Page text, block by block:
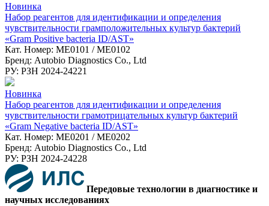
Новинка
Набор реагентов для идентификации и определения
чувствительности грамположительных культур бактерий
«Gram Positive bacteria ID/AST»
Кат. Номер: ME0101 / ME0102
Бренд: Autobio Diagnostics Co., Ltd
РУ: РЗН 2024-24221
Новинка
Набор реагентов для идентификации и определения
чувствительности грамотрицательных культур бактерий
«Gram Negative bacteria ID/AST»
Кат. Номер: ME0201 / ME0202
Бренд: Autobio Diagnostics Co., Ltd
РУ: РЗН 2024-24228
Передовые технологии в диагностике и
научных исследованиях